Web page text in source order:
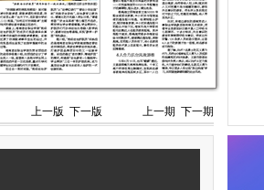
上一版 下一版 上一期 下一期